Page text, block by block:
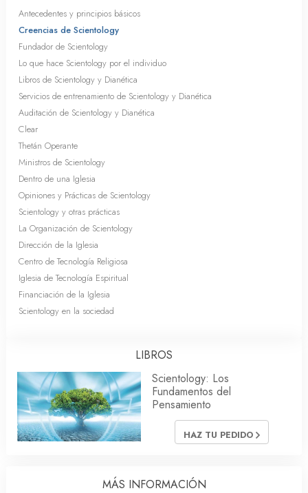
Antecedentes y principios básicos
Creencias de Scientology
Fundador de Scientology
Lo que hace Scientology por el individuo
Libros de Scientology y Dianética
Servicios de entrenamiento de Scientology y Dianética
Auditación de Scientology y Dianética
Clear
Thetán Operante
Ministros de Scientology
Dentro de una Iglesia
Opiniones y Prácticas de Scientology
Scientology y otras prácticas
La Organización de Scientology
Dirección de la Iglesia
Centro de Tecnología Religiosa
Iglesia de Tecnología Espiritual
Financiación de la Iglesia
Scientology en la sociedad
LIBROS
Scientology: Los
Fundamentos del
Pensamiento
HAZ TU PEDIDO
MÁS INFORMACIÓN